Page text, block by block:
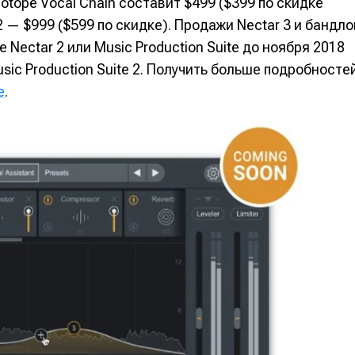
сетях
Редакционная политика (в разработке) Предложение
сетях
Редакционная политика (в разработке) Предложение
$999 ($599 по скидке). Продажи Nectar 3 и
Nectar 2 или Music Production Suite до ноября 2018
Production Suite 2. Получить больше
.